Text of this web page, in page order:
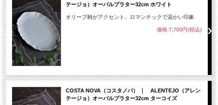
テージョ）オーバルプラター32cm ホワイト
オリーブ柄がアクセント、ロマンチックで温かい印象
価格:7,700円(税込)
COSTA NOVA（コスタノバ） ｜ ALENTEJO（アレン
テージョ）オーバルプラター32cm ターコイズ